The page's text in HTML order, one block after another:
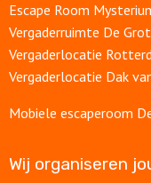
Escape Room
Vergaderruimte De
Vergaderlocatie
Vergaderlocatie Dak
Mobiele escaperoom
Wij organiseren